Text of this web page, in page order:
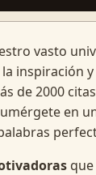
vasto
inspiración
de 2000
en